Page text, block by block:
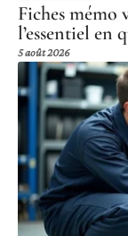
Fiches
l’essentiel en
5 août 2026